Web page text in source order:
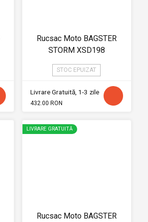
Rucsac Moto BAGSTER
STORM XSD198
STOC EPUIZAT
Livrare Gratuită, 1-3 zile
432.00 RON
LIVRARE GRATUITĂ
Rucsac Moto BAGSTER